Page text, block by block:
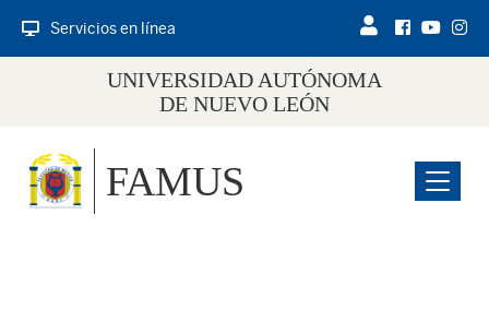
Servicios en línea
UNIVERSIDAD AUTÓNOMA
DE NUEVO LEÓN
Menu
FAMUS